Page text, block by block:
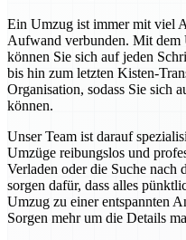
Ein Umzug ist immer mit viel
Aufwand verbunden. Mit dem
können Sie sich auf jeden
bis hin zum letzten Kisten-
Organisation, sodass Sie sich
können.
Unser Team ist darauf
Umzüge reibungslos und
Verladen oder die Suche nach
sorgen dafür, dass alles
Umzug zu einer entspannten
Sorgen mehr um die Details